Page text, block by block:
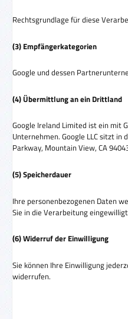
Rechtsgrundlage für diese
(3) Empfängerkategorien
Google und dessen
(4) Übermittlung an ein Drittland
Google Ireland Limited ist ein mit
Unternehmen. Google LLC sitzt in
Parkway, Mountain View, CA
(5) Speicherdauer
Ihre personenbezogenen Daten
Sie in die Verarbeitung
(6) Widerruf der Einwilligung
Sie können Ihre Einwilligung
widerrufen.